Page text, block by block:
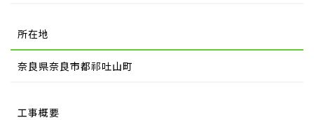
所在地
奈良県奈良市都祁吐山町
工事概要